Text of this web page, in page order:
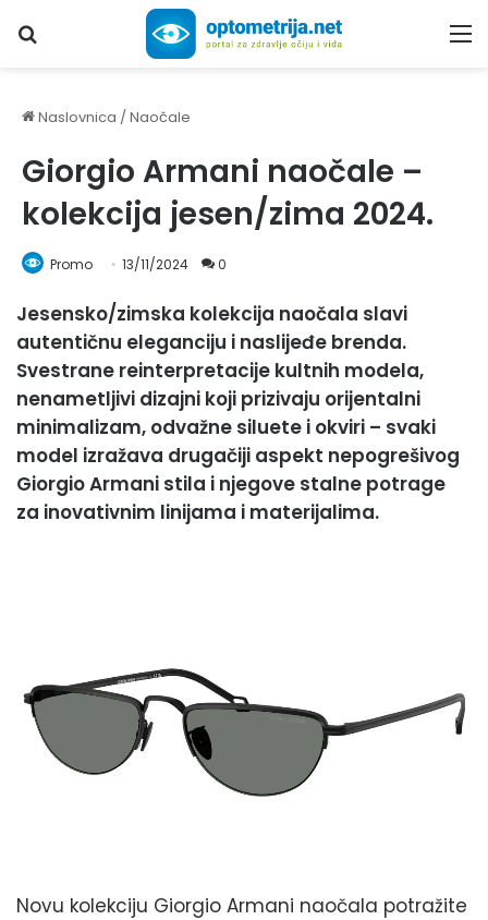
Upiši traženi pojam...
Naslovnica /Naočale
Giorgio Armani naočale –
kolekcija jesen/zima 2024.
Promo 13/11/2024 0
Jesensko/zimska kolekcija naočala slavi
autentičnu eleganciju i naslijeđe brenda.
Svestrane reinterpretacije kultnih modela,
nenametljivi dizajni koji prizivaju orijentalni
minimalizam, odvažne siluete i okviri – svaki
model izražava drugačiji aspekt nepogrešivog
Giorgio Armani stila i njegove stalne potrage
za inovativnim linijama i materijalima.
Novu kolekciju Giorgio Armani naočala potražite